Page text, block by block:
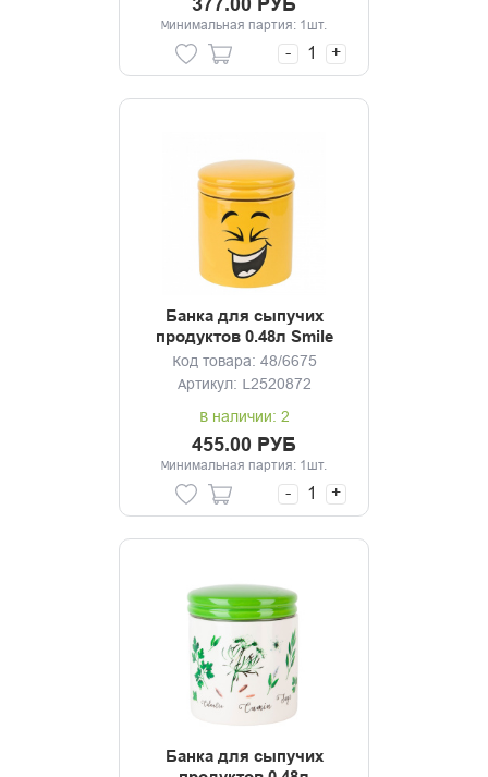
Минимальная партия: 1шт.
- +
Банка для сыпучих
продуктов 0.48л Smile
Код товара: 48/6675
Артикул: L2520872
В наличии: 2
455.00 РУБ
Минимальная партия: 1шт.
- +
Банка для сыпучих